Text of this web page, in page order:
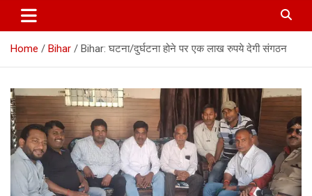
Home Bihar Bihar: घटना/दुर्घटना होने पर एक लाख रुपये देगी संगठन